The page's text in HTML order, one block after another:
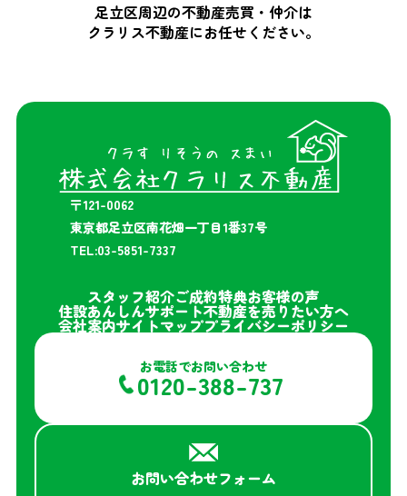
足立区周辺の不動産売買・仲介は
クラリス不動産にお任せください。
〒121-0062
東京都足立区南花畑一丁目1番37号
TEL:03-5851-7337
スタッフ紹介ご成約特典お客様の声
住設あんしんサポート不動産を売りたい方へ
会社案内サイトマッププライバシーポリシー
お電話でお問い合わせ
0120-388-737
お問い合わせフォーム